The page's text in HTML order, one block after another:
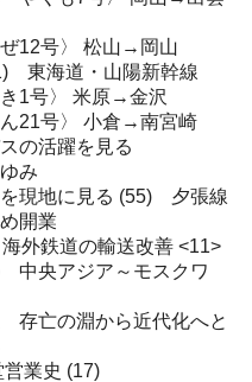
12号〉 松山→岡山
東海道・山陽新幹線
1号〉 米原→金沢
21号〉 小倉→南宮崎
の活躍を見る
み
現地に見る (55) 夕張線
開業
外鉄道の輸送改善 <11>
中央アジア～モスクワ
存亡の淵から近代化へと
業史 (17)